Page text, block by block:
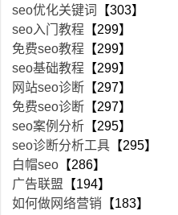
seo优化关键词
【303】
seo入门教程 【299】
免费seo教程 【299】
seo基础教程 【299】
网站seo诊断 【297】
免费seo诊断 【297】
seo案例分析 【295】
seo诊断分析工具 【295】
白帽seo 【286】
广告联盟 【194】
如何做网络营销 【183】